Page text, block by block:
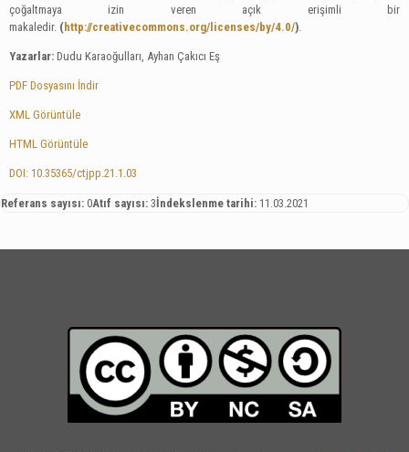
çoğaltmaya izin veren açık erişimli bir
makaledir. (http://creativecommons.org/licenses/by/4.0/)
Yazarlar: Dudu Karaoğulları, Ayhan Çakıcı Eş
PDF Dosyasını İndir
XML Görüntüle
HTML Görüntüle
DOI: 10.35365/ctjpp.21.1.03
Referans sayısı: 0Atıf sayısı: 3İndekslenme tarihi: 11.03.2021